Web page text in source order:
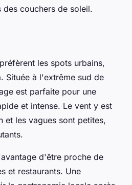
des couchers de soleil.
les spots urbains,
Située à l'extrême sud de
est parfaite pour une
et intense. Le vent y est
et les vagues sont petites,
d'être proche de
et restaurants. Une